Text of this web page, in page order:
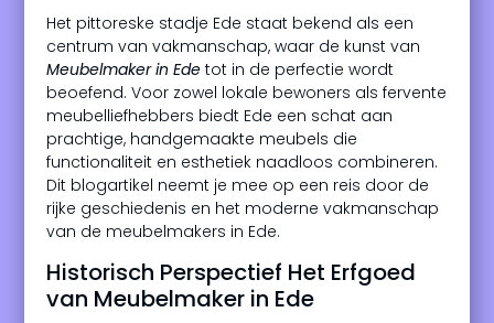
Het pittoreske stadje Ede staat bekend als een
centrum van vakmanschap, waar de kunst van
Meubelmaker in Ede tot in de perfectie wordt
beoefend. Voor zowel lokale bewoners als fervente
meubelliefhebbers biedt Ede een schat aan
prachtige, handgemaakte meubels die
functionaliteit en esthetiek naadloos combineren.
Dit blogartikel neemt je mee op een reis door de
rijke geschiedenis en het moderne vakmanschap
van de meubelmakers in Ede.
Historisch Perspectief Het Erfgoed
van Meubelmaker in Ede